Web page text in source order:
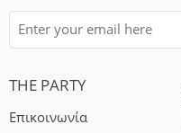
THE PARTY
Επικοινωνία